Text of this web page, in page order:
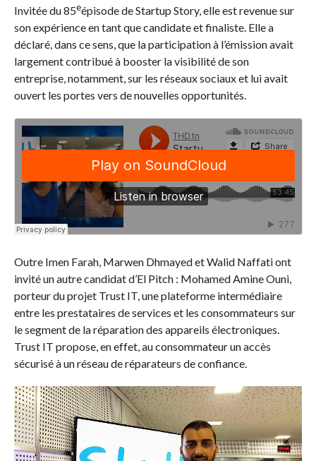
Invitée du 85eépisode de Startup Story, elle est revenue sur
son expérience en tant que candidate et finaliste. Elle a
déclaré, dans ce sens, que la participation à l’émission avait
largement contribué à booster la visibilité de son
entreprise, notamment, sur les réseaux sociaux et lui avait
ouvert les portes vers de nouvelles opportunités.
Outre Imen Farah, Marwen Dhmayed et Walid Naffati ont
invité un autre candidat d’El Pitch : Mohamed Amine Ouni,
porteur du projet Trust IT, une plateforme intermédiaire
entre les prestataires de services et les consommateurs sur
le segment de la réparation des appareils électroniques.
Trust IT propose, en effet, au consommateur un accès
sécurisé à un réseau de réparateurs de confiance.